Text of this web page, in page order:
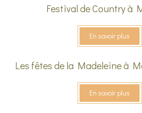
Festival de Country à
En savoir plus
Les fêtes de la Madeleine à
En savoir plus